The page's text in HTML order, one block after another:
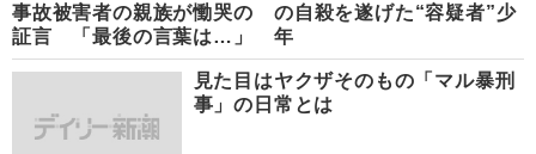
事故被害者の親族が慟哭の
証言 「最後の言葉は…」
の自殺を遂げた“容疑者”少
年
見た目はヤクザそのもの「マル暴刑
事」の日常とは